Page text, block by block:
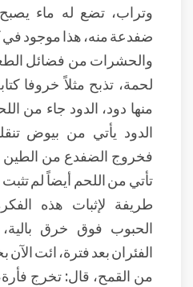
وتراب، تضع له ماء
ضفدعة منه، هذا موجود في
والحشرات من فضائل
لحمة، تذبح مثلاً خروفا
منها دود، الدود جاء من
الدود يأتي من بيوض
فخروج الضفدع من الطين
تأتي من اللحم أيضاً لم
طريفة لإثبات هذه
الحبوب فوق خرق
الفئران بعد فترة، ائت الآن
من القمح، قال: تخرج